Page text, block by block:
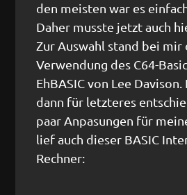
den meisten war es
Daher musste jetzt auch
Zur Auswahl stand bei mir
Verwendung des C64-
EhBASIC von Lee
dann für letzteres
paar Anpasungen für
lief auch dieser BASIC
Rechner: